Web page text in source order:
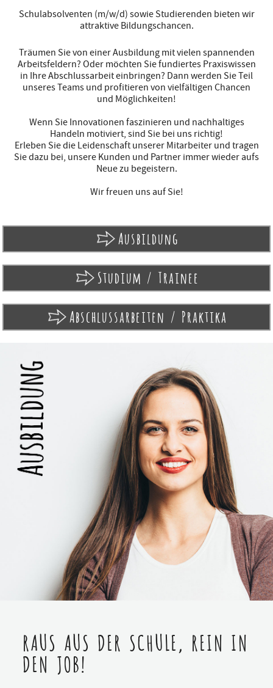
Schulabsolventen (m/w/d) sowie Studierenden bieten wir
attraktive Bildungschancen.
Träumen Sie von einer Ausbildung mit vielen spannenden
Arbeitsfeldern? Oder möchten Sie fundiertes Praxiswissen
in Ihre Abschlussarbeit einbringen? Dann werden Sie Teil
unseres Teams und profitieren von vielfältigen Chancen
und Möglichkeiten!
Wenn Sie Innovationen faszinieren und nachhaltiges
Handeln motiviert, sind Sie bei uns richtig!
Erleben Sie die Leidenschaft unserer Mitarbeiter und tragen
Sie dazu bei, unsere Kunden und Partner immer wieder aufs
Neue zu begeistern.
Wir freuen uns auf Sie!
Ausbildung
Studium / Trainee
Abschlussarbeiten / Praktika
RAUS AUS DER SCHULE, REIN IN
DEN JOB!